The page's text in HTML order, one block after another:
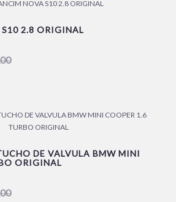
2.8 ORIGINAL
DE VALVULA BMW MINI
ORIGINAL